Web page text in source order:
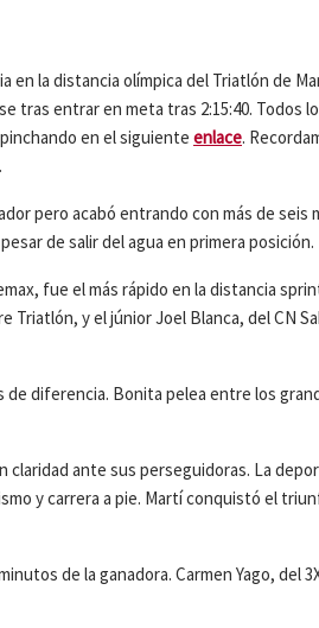
la distancia olímpica del Triatlón de
tras entrar en meta tras 2:15:40. Todos
en el siguiente enlace.
pero acabó entrando con más de seis
de salir del agua en primera posición.
fue el más rápido en la distancia
Triatlón, y el júnior Joel Blanca, del CN
diferencia. Bonita pelea entre los
ante sus perseguidoras. La
y carrera a pie. Martí conquistó el
de la ganadora. Carmen Yago, del